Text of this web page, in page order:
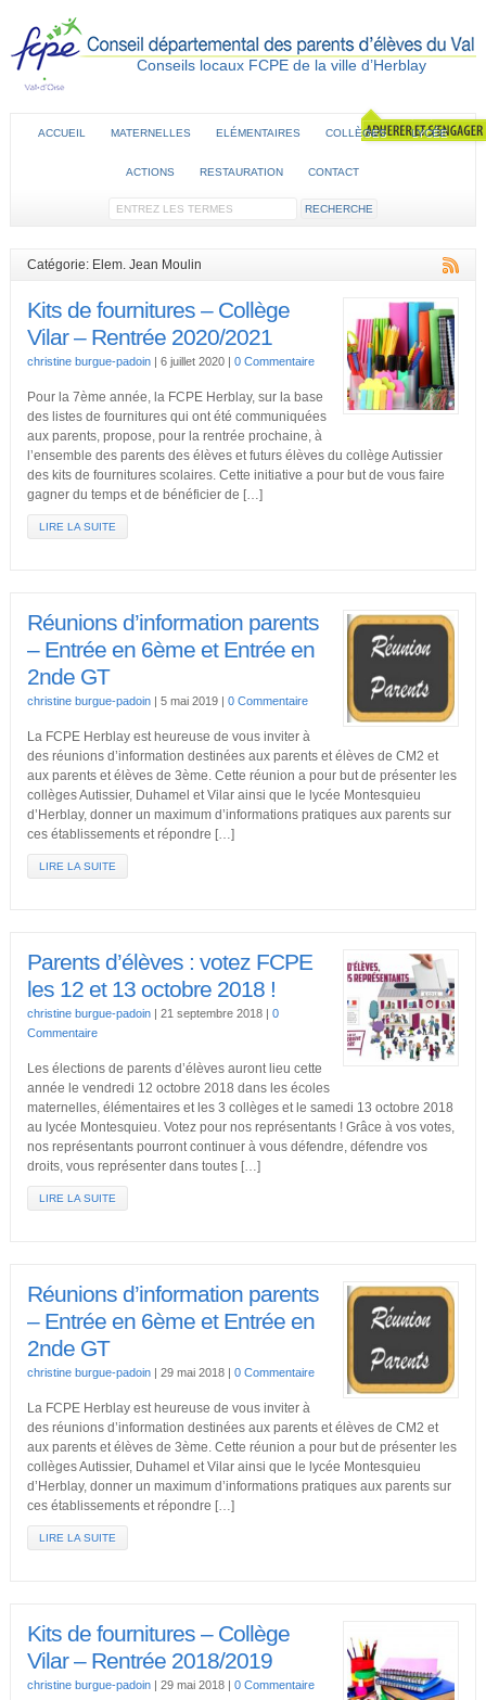
Conseils locaux FCPE de la ville d’Herblay
ACCUEIL MATERNELLES ELÉMENTAIRES COLLÈGES LYCÉE
ACTIONS RESTAURATION CONTACT
Catégorie: Elem. Jean Moulin
Kits de fournitures – Collège
Vilar – Rentrée 2020/2021
christine burgue-padoin| 6 juillet 2020 | 0 Commentaire
Pour la 7ème année, la FCPE Herblay, sur la base
des listes de fournitures qui ont été communiquées
aux parents, propose, pour la rentrée prochaine, à
l’ensemble des parents des élèves et futurs élèves du collège Autissier
des kits de fournitures scolaires. Cette initiative a pour but de vous faire
gagner du temps et de bénéficier de […]
LIRE LA SUITE
Réunions d’information parents
– Entrée en 6ème et Entrée en
2nde GT
christine burgue-padoin| 5 mai 2019 | 0 Commentaire
La FCPE Herblay est heureuse de vous inviter à
des réunions d’information destinées aux parents et élèves de CM2 et
aux parents et élèves de 3ème. Cette réunion a pour but de présenter les
collèges Autissier, Duhamel et Vilar ainsi que le lycée Montesquieu
d’Herblay, donner un maximum d’informations pratiques aux parents sur
ces établissements et répondre […]
LIRE LA SUITE
Parents d’élèves : votez FCPE
les 12 et 13 octobre 2018 !
christine burgue-padoin| 21 septembre 2018 | 0
Commentaire
Les élections de parents d’élèves auront lieu cette
année le vendredi 12 octobre 2018 dans les écoles
maternelles, élémentaires et les 3 collèges et le samedi 13 octobre 2018
au lycée Montesquieu. Votez pour nos représentants ! Grâce à vos votes,
nos représentants pourront continuer à vous défendre, défendre vos
droits, vous représenter dans toutes […]
LIRE LA SUITE
Réunions d’information parents
– Entrée en 6ème et Entrée en
2nde GT
christine burgue-padoin| 29 mai 2018 | 0 Commentaire
La FCPE Herblay est heureuse de vous inviter à
des réunions d’information destinées aux parents et élèves de CM2 et
aux parents et élèves de 3ème. Cette réunion a pour but de présenter les
collèges Autissier, Duhamel et Vilar ainsi que le lycée Montesquieu
d’Herblay, donner un maximum d’informations pratiques aux parents sur
ces établissements et répondre […]
LIRE LA SUITE
Kits de fournitures – Collège
Vilar – Rentrée 2018/2019
christine burgue-padoin| 29 mai 2018 | 0 Commentaire